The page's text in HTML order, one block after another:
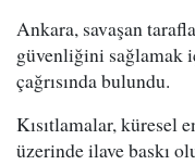
Ankara, savaşan
güvenliğini sağlamak
çağrısında bulundu.
Kısıtlamalar, küresel
üzerinde ilave baskı